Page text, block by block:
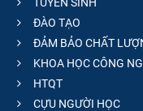
ĐÀO TẠO
ĐẢM BẢO CHẤT
KHOA HỌC CÔNG
HTQT
CỰU NGƯỜI HỌC